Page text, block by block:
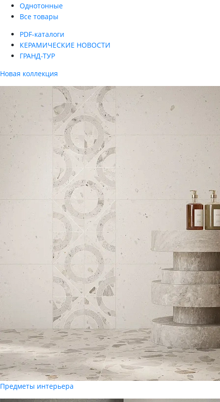
Однотонные
Все товары
PDF-каталоги
КЕРАМИЧЕСКИЕ НОВОСТИ
ГРАНД-ТУР
Новая коллекция
Предметы интерьера